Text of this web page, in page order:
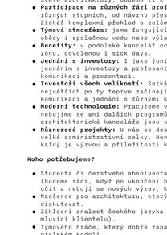
Otevřeli jsme
PREMIER.point
18.06.2025
Nově je součástí naší
showroom kolegů z
podívat.
více